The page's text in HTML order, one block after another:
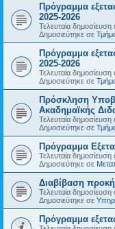
Πρόγραμμα
2025-2026
Τελευταία
Δημοσιεύτηκε σε
Πρόγραμμα
2025-2026
Τελευταία
Δημοσιεύτηκε σε
Πρόσκληση
Ακαδημαϊκής
Τελευταία
Δημοσιεύτηκε σε
Πρόγραμμα
Τελευταία
Δημοσιεύτηκε σε
Διαβίβαση
Τελευταία
Δημοσιεύτηκε σε
Πρόγραμμα